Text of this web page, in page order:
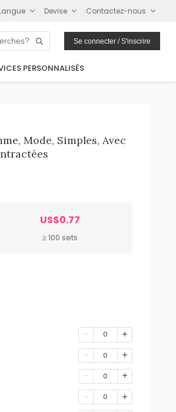
Devise Contactez-nous
Se connecter / S'inscrire
PERSONNALISÉS
Mode, Simples, Avec
US$0.77
≥ 100 sets
0
0
0
0